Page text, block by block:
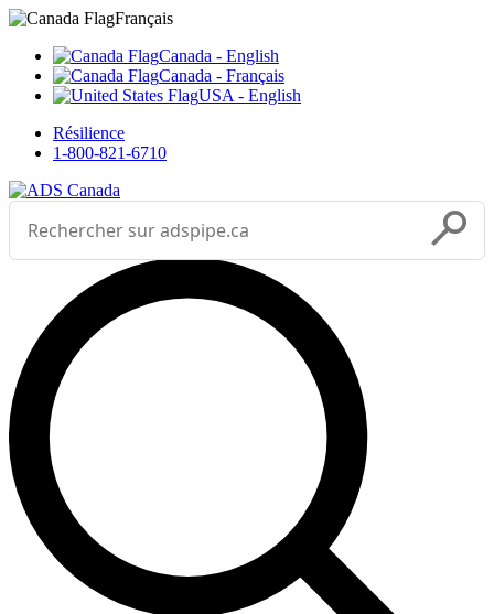
___



Sélectionnez votre langue
Français
Canada - English
Canada - Français
USA - English
Résilience
1-800-821-6710
Effectuer une recherche